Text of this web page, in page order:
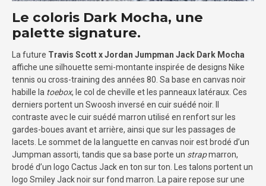
Le coloris Dark Mocha, une
palette signature.
La future Travis Scott x Jordan Jumpman Jack Dark Mocha
affiche une silhouette semi-montante inspirée de designs Nike
tennis ou cross-training des années 80. Sa base en canvas noir
habille la toebox, le col de cheville et les panneaux latéraux. Ces
derniers portent un Swoosh inversé en cuir suédé noir. Il
contraste avec le cuir suédé marron utilisé en renfort sur les
gardes-boues avant et arrière, ainsi que sur les passages de
lacets. Le sommet de la languette en canvas noir est brodé d’un
Jumpman assorti, tandis que sa base porte un strapmarron,
brodé d’un logo Cactus Jack en ton sur ton. Les talons portent un
logo Smiley Jack noir sur fond marron. La paire repose sur une